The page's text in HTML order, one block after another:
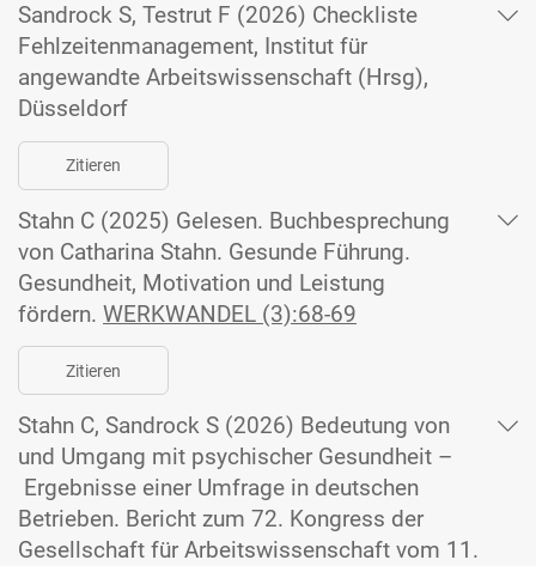
Sandrock S, Testrut F (2026) Checkliste
Fehlzeitenmanagement, Institut für
angewandte Arbeitswissenschaft (Hrsg),
Düsseldorf
Zitieren
Stahn C (2025) Gelesen. Buchbesprechung
von Catharina Stahn. Gesunde Führung.
Gesundheit, Motivation und Leistung
fördern. WERKWANDEL (3):68-69
Zitieren
Stahn C, Sandrock S (2026) Bedeutung von
und Umgang mit psychischer Gesundheit –
Ergebnisse einer Umfrage in deutschen
Betrieben. Bericht zum 72. Kongress der
Gesellschaft für Arbeitswissenschaft vom 11.